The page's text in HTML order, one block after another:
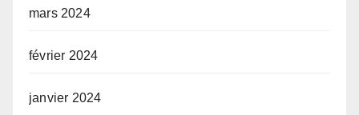
mars 2024
février 2024
janvier 2024